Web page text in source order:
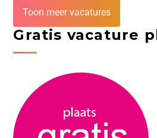
Toon meer vacatures
Gratis vacature